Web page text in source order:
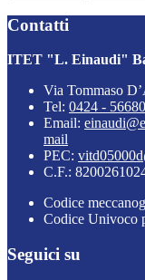
Contatti
ITET "L. Einaudi"
Via Tommaso
Tel: 0424 -
Email:
mail
PEC:
C.F.:
Codice
Codice Univoco
Seguici su